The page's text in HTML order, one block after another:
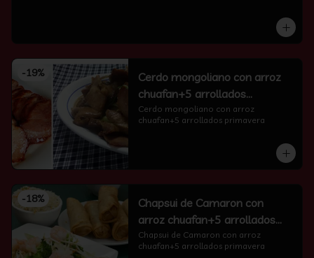
-19%
Cerdo mongoliano con arroz
chuafan+5 arrollados
primavera
Cerdo mongoliano con arroz
chuafan+5 arrollados primavera
-18%
Chapsui de Camaron con
arroz chuafan+5 arrollados
primavera
Chapsui de Camaron con arroz
chuafan+5 arrollados primavera